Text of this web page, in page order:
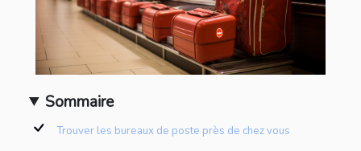
Sommaire
Trouver les bureaux de poste près de chez vous